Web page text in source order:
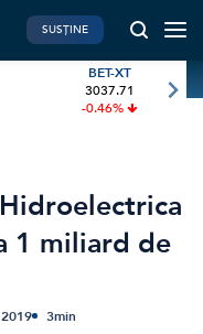
riscă să piardă
PERSONALE
& taxe
SUSȚINE
BET-XT
3037.71
-0.46%
1 miliard de
3min